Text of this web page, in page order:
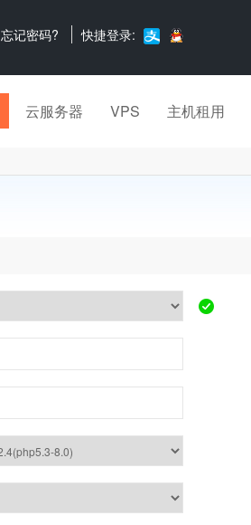
忘记密码? 快捷登录:
云服务器 VPS 主机租用